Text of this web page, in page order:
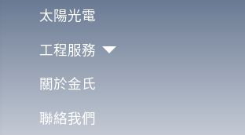
太陽光電
工程服務
關於金氏
聯絡我們